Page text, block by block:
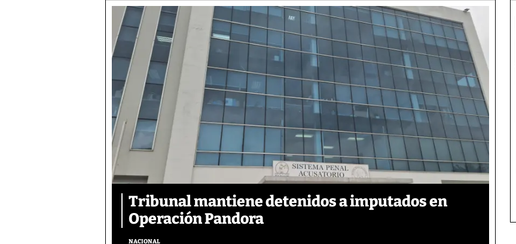
Tribunal mantiene detenidos a imputados en
Operación Pandora
NACIONAL